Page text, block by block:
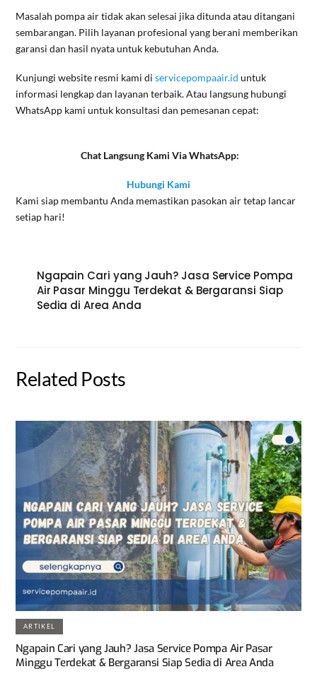
Masalah pompa air tidak akan selesai jika ditunda atau ditangani
sembarangan. Pilih layanan profesional yang berani memberikan
garansi dan hasil nyata untuk kebutuhan Anda.
Kunjungi website resmi kami di servicepompaair.id untuk
informasi lengkap dan layanan terbaik. Atau langsung hubungi
WhatsApp kami untuk konsultasi dan pemesanan cepat:
Chat Langsung Kami Via WhatsApp:
Hubungi Kami
Kami siap membantu Anda memastikan pasokan air tetap lancar
setiap hari!
Ngapain Cari yang Jauh? Jasa Service Pompa
Air Pasar Minggu Terdekat & Bergaransi Siap
Sedia di Area Anda
Related Posts
ARTIKEL
Ngapain Cari yang Jauh? Jasa Service Pompa Air Pasar
Minggu Terdekat & Bergaransi Siap Sedia di Area Anda